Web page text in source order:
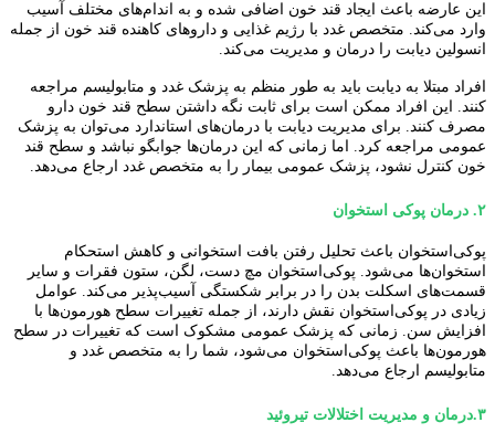
این عارضه باعث ایجاد قند خون اضافی شده و به اندام‌های مختلف آسیب
وارد می‌کند. متخصص غدد با رژیم غذایی و داروهای کاهنده قند خون از جمله
انسولین دیابت را درمان و مدیریت می‌کند.
افراد مبتلا به دیابت باید به طور منظم به پزشک غدد و متابولیسم مراجعه
کنند. این افراد ممکن است برای ثابت نگه داشتن سطح قند خون دارو
مصرف کنند. برای مدیریت دیابت با درمان‌های استاندارد می‌توان به پزشک
عمومی مراجعه کرد. اما زمانی که این درمان‌ها جوابگو نباشد و سطح قند
خون کنترل نشود، پزشک عمومی بیمار را به متخصص غدد ارجاع می‌دهد.
۲. درمان پوکی استخوان
پوکی‌استخوان باعث تحلیل رفتن بافت استخوانی و کاهش استحکام
استخوان‌ها می‌شود. پوکی‌استخوان مچ دست، لگن، ستون فقرات و سایر
قسمت‌های اسکلت بدن را در برابر شکستگی آسیب‌پذیر می‌کند. عوامل
زیادی در پوکی‌استخوان نقش دارند، از جمله تغییرات سطح هورمون‌ها با
افزایش سن. زمانی که پزشک عمومی مشکوک است که تغییرات در سطح
هورمون‌ها باعث پوکی‌استخوان می‌شود، شما را به متخصص غدد و
متابولیسم ارجاع می‌دهد.
۳. درمان و مدیریت اختلالات تیروئید